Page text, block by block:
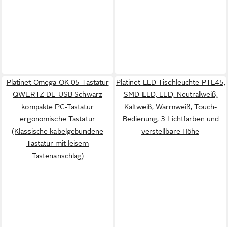
Platinet Omega OK-05 Tastatur
QWERTZ DE USB Schwarz
kompakte PC-Tastatur
ergonomische Tastatur
(Klassische kabelgebundene
Tastatur mit leisem
Tastenanschlag)
Platinet LED Tischleuchte PTL45,
SMD-LED, LED, Neutralweiß,
Kaltweiß, Warmweiß, Touch-
Bedienung, 3 Lichtfarben und
verstellbare Höhe